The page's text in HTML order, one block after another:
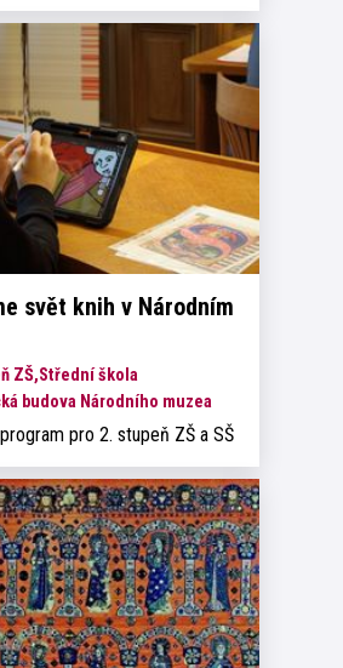
svět knih v Národním
ZŠ,Střední škola
budova Národního muzea
pro 2. stupeň ZŠ a SŠ